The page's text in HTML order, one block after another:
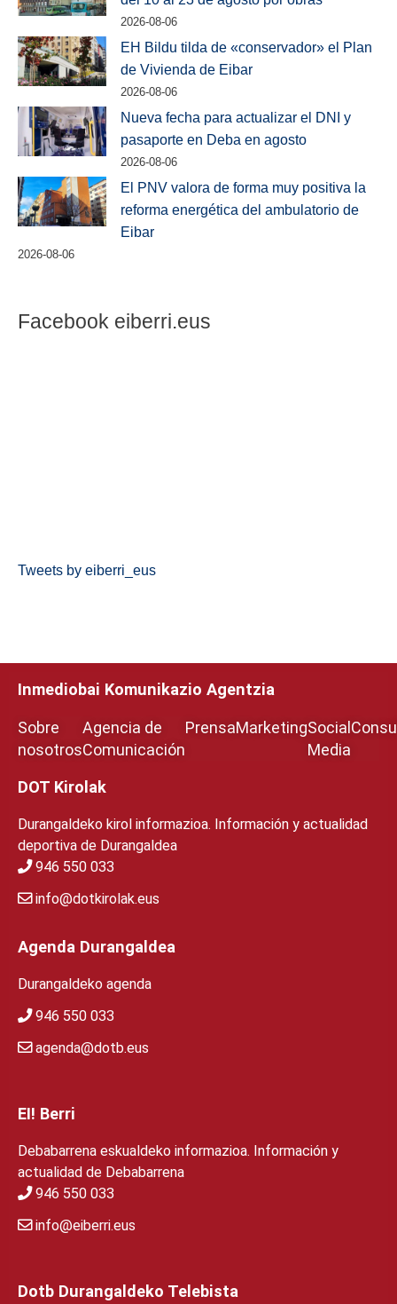
2026-08-06
EH Bildu tilda de «conservador» el Plan
de Vivienda de Eibar
2026-08-06
Nueva fecha para actualizar el DNI y
pasaporte en Deba en agosto
2026-08-06
El PNV valora de forma muy positiva la
reforma energética del ambulatorio de
Eibar
2026-08-06
Facebook eiberri.eus
Tweets by eiberri_eus
Inmediobai Komunikazio Agentzia
Sobre
nosotros
Agencia de
Comunicación
PrensaMarketingSocial
Media
DOT Kirolak
Durangaldeko kirol informazioa. Información y actualidad
deportiva de Durangaldea
946 550 033
info@dotkirolak.eus
Agenda Durangaldea
Durangaldeko agenda
946 550 033
agenda@dotb.eus
EI! Berri
Debabarrena eskualdeko informazioa. Información y
actualidad de Debabarrena
946 550 033
info@eiberri.eus
Dotb Durangaldeko Telebista